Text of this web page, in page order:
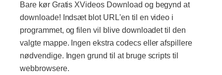
Bare kør Gratis XVideos Download og begynd at
downloade! Indsæt blot URL'en til en video i
programmet, og filen vil blive downloadet til den
valgte mappe. Ingen ekstra codecs eller afspillere
nødvendige. Ingen grund til at bruge scripts til
webbrowsere.